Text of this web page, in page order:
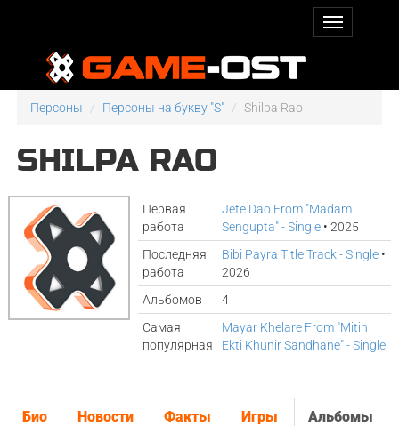
Персоны Персоны на букву "S" Shilpa Rao
SHILPA RAO
Первая
работа
Jete Dao From "Madam
Sengupta" - Single • 2025
Последняя
работа
Bibi Payra Title Track - Single •
2026
Альбомов
4
Самая
популярная
Mayar Khelare From "Mitin
Ekti Khunir Sandhane" - Single
Био Новости Факты Игры Альбомы